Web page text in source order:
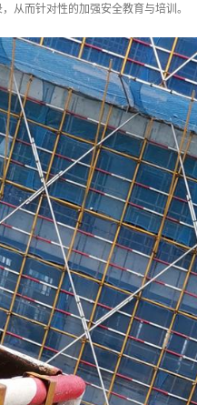
从而针对性的加强安全教育与培训。